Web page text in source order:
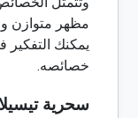
يمكنك
خصائصه.
سحرية